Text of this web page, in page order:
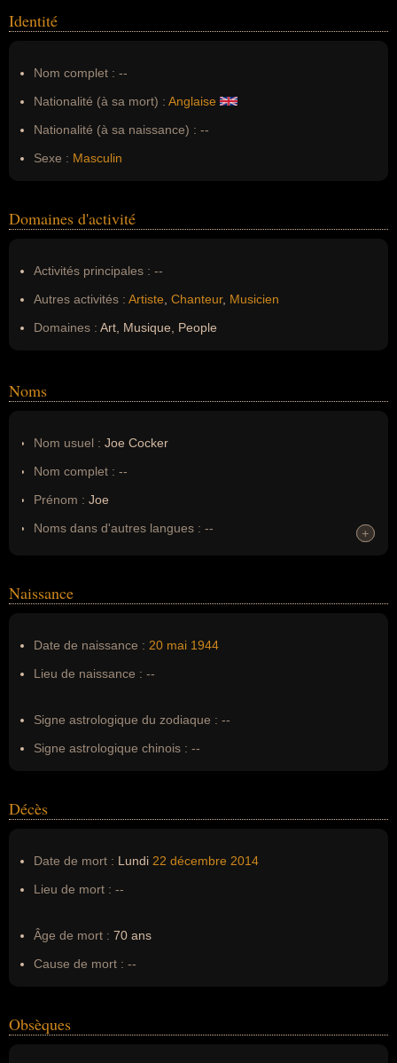
Identité
Nom complet : --
Nationalité (à sa mort) : Anglaise
Nationalité (à sa naissance) : --
Sexe : Masculin
Domaines d'activité
Activités principales : --
Autres activités : Artiste Chanteur, Musicien
Domaines : Art, Musique, People
Noms
Nom usuel : Joe Cocker
Nom complet : --
Prénom : Joe
Noms dans d'autres langues : --
Nom de famille :Cocker
+
+
Naissance
Date de naissance : 20 mai 1944
Lieu de naissance : --
Signe astrologique du zodiaque : --
Signe astrologique chinois : --
Décès
Date de mort : Lundi 22 décembre 2014
Lieu de mort : --
Âge de mort : 70 ans
Cause de mort : --
Obsèques